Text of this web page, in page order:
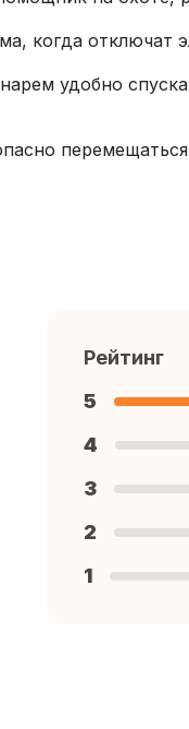
удобно
Рейтинг
5
4
3
2
1